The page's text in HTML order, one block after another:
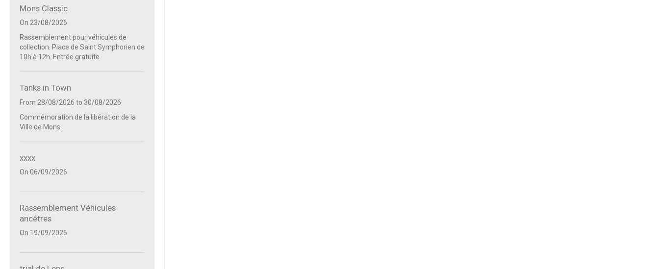
Mons Classic
On 23/08/2026
Rassemblement pour véhicules de
collection. Place de Saint Symphorien de
10h à 12h. Entrée gratuite
Tanks in Town
From 28/08/2026 to 30/08/2026
Commémoration de la libération de la
Ville de Mons
xxxx
On 06/09/2026
Rassemblement Véhicules
ancêtres
On 19/09/2026